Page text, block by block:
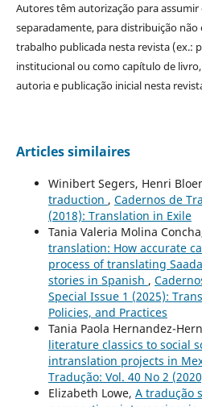
Autores têm autorização para
separadamente, para distribuição não
trabalho publicada nesta revista (ex.:
institucional ou como capítulo de
autoria e publicação inicial nesta
Articles similaires
Winibert Segers, Henri
traduction , Cadernos de
(2018): Translation in Exile
Tania Valeria Molina
translation: How accurate
process of translating
stories in Spanish ,
Special Issue 1 (2025):
Policies, and Practices
Tania Paola Hernandez-
literature classics to social
intranslation projects in
Tradução: Vol. 40 No 2
Elizabeth Lowe, A tradução